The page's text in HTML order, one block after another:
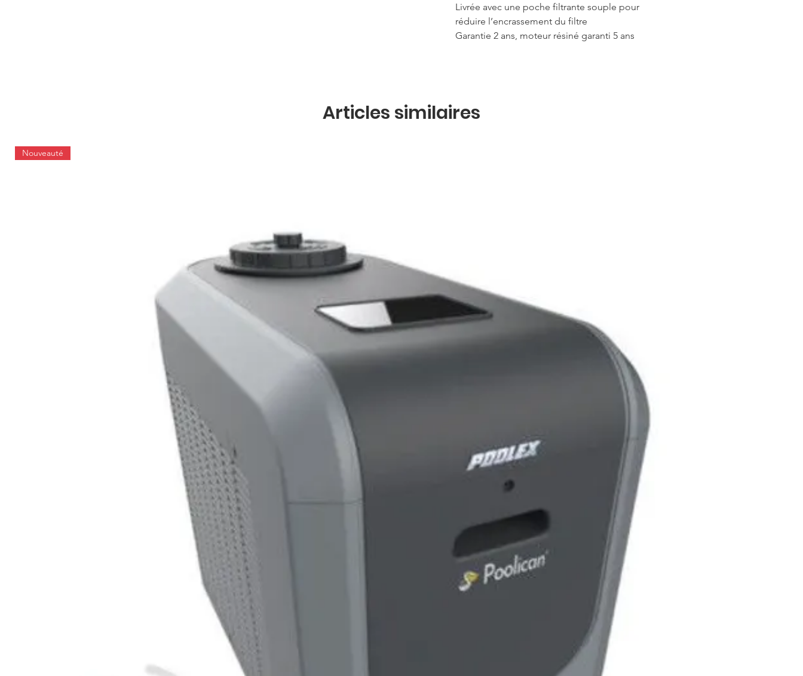
Livrée avec une poche filtrante souple pour
réduire l’encrassement du filtre
Garantie 2 ans, moteur résiné garanti 5 ans
Articles similaires
Nouveauté